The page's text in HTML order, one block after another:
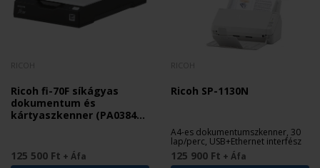
Ricoh fi-70F síkágyas
dokumentum és
kártyaszkenner (PA03841-
125 500 Ft + Áfa
Ricoh SP-1130N
A4-es dokumentumszkenner, 30
lap/perc, USB+Ethernet interfész
125 900 Ft + Áfa